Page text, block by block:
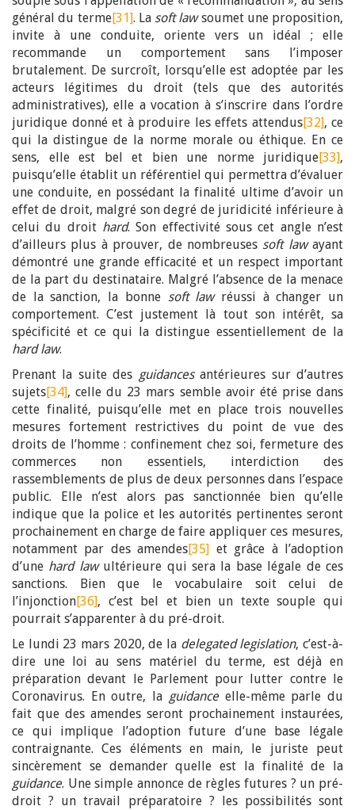
général du terme[31]. La soft lawsoumet une proposition,
invite à une conduite, oriente vers un idéal ; elle
recommande un comportement sans l’imposer
brutalement. De surcroît, lorsqu’elle est adoptée par les
acteurs légitimes du droit (tels que des autorités
administratives), elle a vocation à s’inscrire dans l’ordre
juridique donné et à produire les effets attendus[32], ce
qui la distingue de la norme morale ou éthique. En ce
sens, elle est bel et bien une norme juridique[33],
puisqu’elle établit un référentiel qui permettra d’évaluer
une conduite, en possédant la finalité ultime d’avoir un
effet de droit, malgré son degré de juridicité inférieure à
celui du droit hard. Son effectivité sous cet angle n’est
d’ailleurs plus à prouver, de nombreuses soft lawayant
démontré une grande efficacité et un respect important
de la part du destinataire. Malgré l’absence de la menace
de la sanction, la bonne soft lawréussi à changer un
comportement. C’est justement là tout son intérêt, sa
spécificité et ce qui la distingue essentiellement de la
hard law.
Prenant la suite des guidancesantérieures sur d’autres
sujets[34], celle du 23 mars semble avoir été prise dans
cette finalité, puisqu’elle met en place trois nouvelles
mesures fortement restrictives du point de vue des
droits de l’homme : confinement chez soi, fermeture des
commerces non essentiels, interdiction des
rassemblements de plus de deux personnes dans l’espace
public. Elle n’est alors pas sanctionnée bien qu’elle
indique que la police et les autorités pertinentes seront
prochainement en charge de faire appliquer ces mesures,
notamment par des amendes[35] et grâce à l’adoption
d’une hard lawultérieure qui sera la base légale de ces
sanctions. Bien que le vocabulaire soit celui de
l’injonction[36], c’est bel et bien un texte souple qui
pourrait s’apparenter à du pré-droit.
Le lundi 23 mars 2020, de la delegated legislation, c’est-à-
dire une loi au sens matériel du terme, est déjà en
préparation devant le Parlement pour lutter contre le
Coronavirus. En outre, la guidanceelle-même parle du
fait que des amendes seront prochainement instaurées,
ce qui implique l’adoption future d’une base légale
contraignante. Ces éléments en main, le juriste peut
sincèrement se demander quelle est la finalité de la
guidance. Une simple annonce de règles futures ? un pré-
droit ? un travail préparatoire ? les possibilités sont